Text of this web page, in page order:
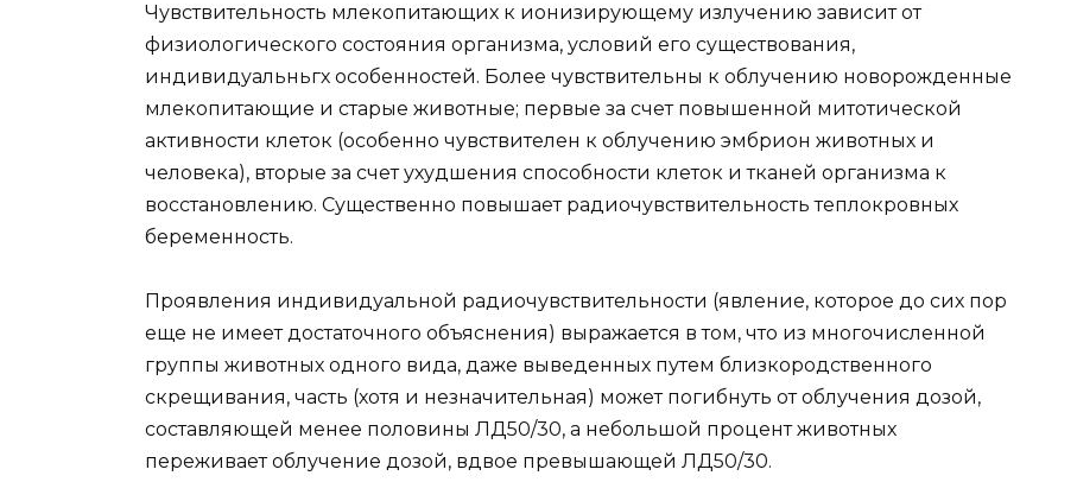
Чувствительность млекопитающих к ионизирующему излучению зависит от
физиологического состояния организма, условий его существования,
индивидуальньгх особенностей. Более чувствительны к облучению новорожденные
млекопитающие и старые животные; первые за счет повышенной митотической
активности клеток (особенно чувствителен к облучению эмбрион животных и
человека), вторые за счет ухудшения способности клеток и тканей организма к
восстановлению. Существенно повышает радиочувствительность теплокровных
беременность.
Проявления индивидуальной радиочувствительности (явление, которое до сих пор
еще не имеет достаточного объяснения) выражается в том, что из многочисленной
группы животных одного вида, даже выведенных путем близкородственного
скрещивания, часть (хотя и незначительная) может погибнуть от облучения дозой,
составляющей менее половины ЛД50/30, а небольшой процент животных
переживает облучение дозой, вдвое превышающей ЛД50/30.